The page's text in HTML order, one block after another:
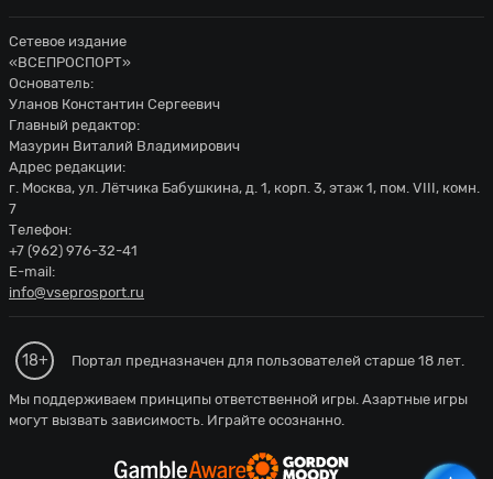
Сетевое издание
«ВСЕПРОСПОРТ»
Основатель:
Уланов Константин Сергеевич
Главный редактор:
Мазурин Виталий Владимирович
Адрес редакции:
г. Москва, ул. Лётчика Бабушкина, д. 1, корп. 3, этаж 1, пом. VIII, комн.
7
Телефон:
+7 (962) 976-32-41
E-mail:
info@vseprosport.ru
18+ Портал предназначен для пользователей старше 18 лет.
Мы поддерживаем принципы ответственной игры. Азартные игры
могут вызвать зависимость. Играйте осознанно.